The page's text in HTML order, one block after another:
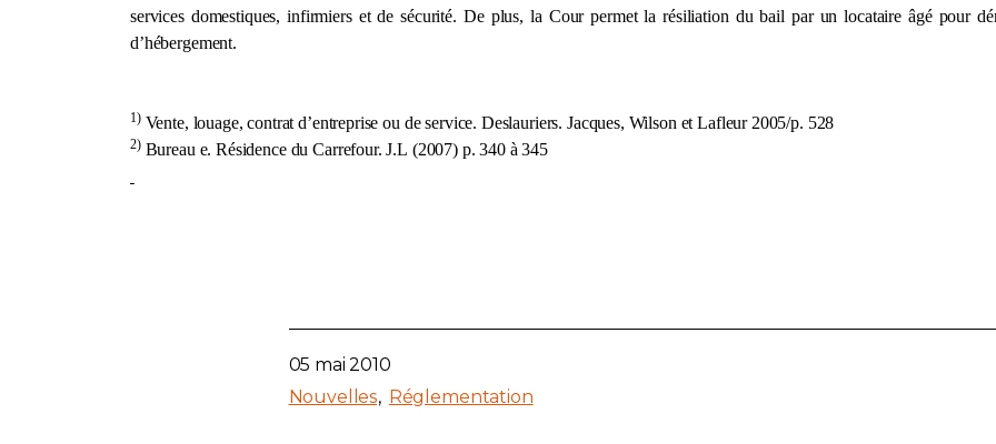
services domestiques, infirmiers et de sécurité. De plus,la Courpermet la résiliation du bail par un locataire âgé pour
d’hébergement.
1)Vente, louage, contrat d’entreprise ou de service. Deslauriers. Jacques, Wilson et Lafleur 2005/p. 528
2)Bureau e. Résidence du Carrefour. J.L (2007) p. 340 à 345
05 mai 2010
Nouvelles
Réglementation